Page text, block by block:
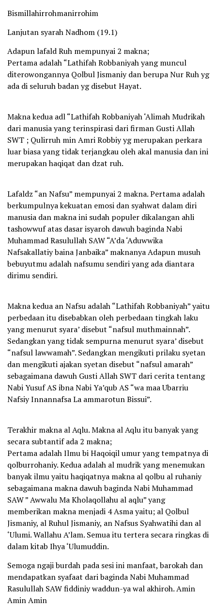
Bismillahirrohmanirrohim
Lanjutan syarah Nadhom (19.1)
Adapun lafald Ruh mempunyai 2 makna;
Pertama adalah “Lathifah Robbaniyah yang muncul
diterowongannya Qolbul Jismaniy dan berupa Nur Ruh yg
ada di seluruh badan yg disebut Hayat.
Makna kedua adl “Lathifah Robbaniyah ‘Alimah Mudrikah
dari manusia yang terinspirasi dari firman Gusti Allah
SWT ; Qulirruh min Amri Robbiy yg merupakan perkara
luar biasa yang tidak terjangkau oleh akal manusia dan ini
merupakan haqiqat dan dzat ruh.
Lafaldz “an Nafsu” mempunyai 2 makna. Pertama adalah
berkumpulnya kekuatan emosi dan syahwat dalam diri
manusia dan makna ini sudah populer dikalangan ahli
tashowwuf atas dasar isyaroh dawuh baginda Nabi
Muhammad Rasulullah SAW “A’da ‘Aduwwika
Nafsakallatiy baina Janbaika” maknanya Adapun musuh
bebuyutmu adalah nafsumu sendiri yang ada diantara
dirimu sendiri.
Makna kedua an Nafsu adalah “Lathifah Robbaniyah” yaitu
perbedaan itu disebabkan oleh perbedaan tingkah laku
yang menurut syara’ disebut “nafsul muthmainnah”.
Sedangkan yang tidak sempurna menurut syara’ disebut
“nafsul lawwamah”. Sedangkan mengikuti prilaku syetan
dan mengikuti ajakan syetan disebut “nafsul amarah”
sebagaimana dawuh Gusti Allah SWT dari cerita tentang
Nabi Yusuf AS ibna Nabi Ya’qub AS “wa maa Ubarriu
Nafsiy Innannafsa La ammarotun Bissui”.
Terakhir makna al Aqlu. Makna al Aqlu itu banyak yang
secara subtantif ada 2 makna;
Pertama adalah Ilmu bi Haqoiqil umur yang tempatnya di
qolburrohaniy. Kedua adalah al mudrik yang menemukan
banyak ilmu yaitu haqiqatnya makna al qolbu al ruhaniy
sebagaimana makna dawuh baginda Nabi Muhammad
SAW ” Awwalu Ma Kholaqollahu al aqlu” yang
memberikan makna menjadi 4 Asma yaitu; al Qolbul
Jismaniy, al Ruhul Jismaniy, an Nafsus Syahwatihi dan al
‘Ulumi. Wallahu A’lam. Semua itu tertera secara ringkas di
dalam kitab Ihya ‘Ulumuddin.
Semoga ngaji burdah pada sesi ini manfaat, barokah dan
mendapatkan syafaat dari baginda Nabi Muhammad
Rasulullah SAW fiddiniy waddun-ya wal akhiroh. Amin
Amin Amin